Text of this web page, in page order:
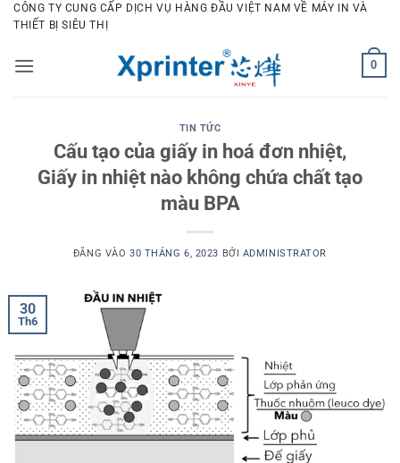
Bỏ
qua
dung
CÔNG TY CUNG CẤP DỊCH VỤ HÀNG ĐẦU VIỆT NAM VỀ MÁY IN VÀ
THIẾT BỊ SIÊU THỊ
0
TIN TỨC
Cấu tạo của giấy in hoá đơn nhiệt,
Giấy in nhiệt nào không chứa chất tạo
màu BPA
ĐĂNG VÀO 30 THÁNG 6, 2023 BỞI ADMINISTRATOR
30
Th6